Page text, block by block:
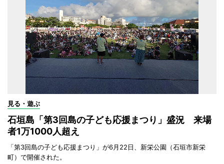
見る・遊ぶ
石垣島「第3回島の子ども応援まつり」盛況 来場
者1万1000人超え
「第3回島の子ども応援まつり」が6月22日、新栄公園（石垣市新栄
町）で開催された。